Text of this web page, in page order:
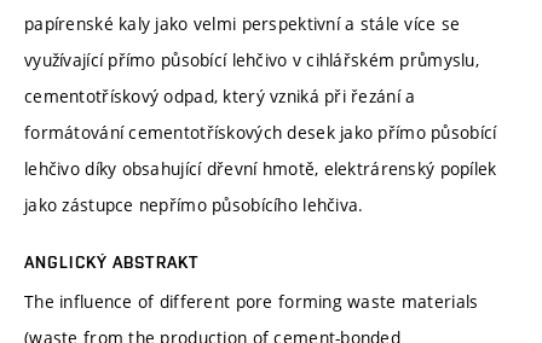
papírenské kaly jako velmi perspektivní a stále více se
využívající přímo působící lehčivo v cihlářském průmyslu,
cementotřískový odpad, který vzniká při řezání a
formátování cementotřískových desek jako přímo působící
lehčivo díky obsahující dřevní hmotě, elektrárenský popílek
jako zástupce nepřímo působícího lehčiva.
ANGLICKÝ ABSTRAKT
The influence of different pore forming waste materials
(waste from the production of cement-bonded